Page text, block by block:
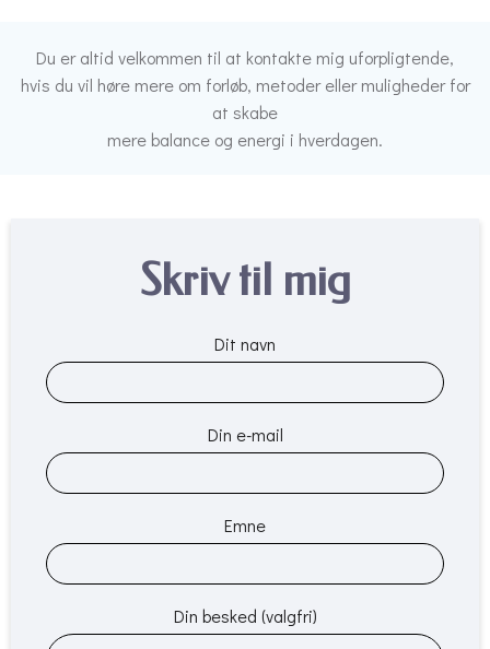
Du er altid velkommen til at kontakte mig uforpligtende,
hvis du vil høre mere om forløb, metoder eller muligheder for
at skabe
mere balance og energi i hverdagen.
Skriv til mig
Dit navn
Din e-mail
Emne
Din besked (valgfri)